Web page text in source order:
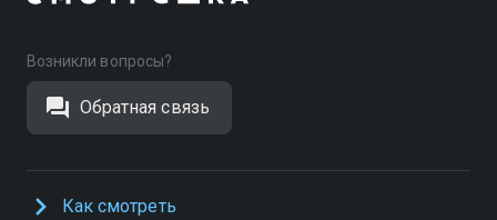
Возникли вопросы?
Обратная связь
Как смотреть